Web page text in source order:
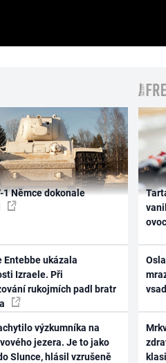
1 Němce dokonale
Entebbe ukázala
Izraele. Při
rukojmích padl bratr
výzkumníka na
jezera. Je to jako
Slunce, hlásil vzrušeně